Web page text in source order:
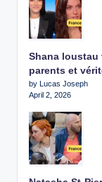
Shana loustau
parents et
by Lucas Joseph
April 2, 2026